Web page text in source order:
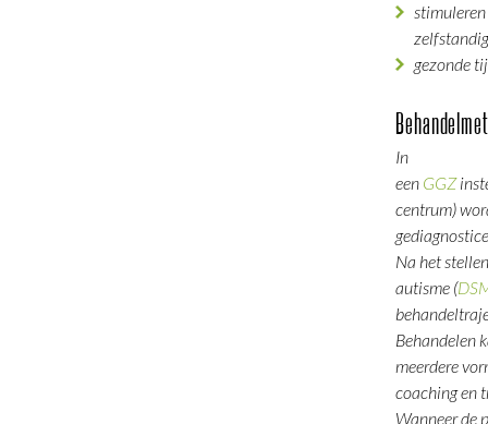
gezonde
In
een GGZ
centrum)
Na het
autisme (
Behandelen
meerdere
coaching en
Wanneer de